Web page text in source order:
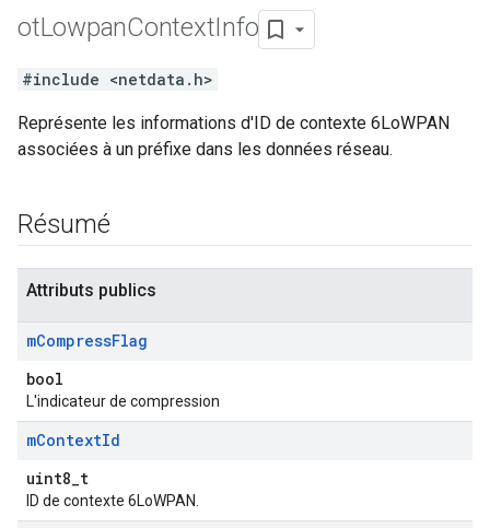
otLowpanContextInfo
#include <netdata.h>
Représente les informations d'ID de contexte 6LoWPAN
associées à un préfixe dans les données réseau.
Résumé
Attributs publics
mCompressFlag
bool
L'indicateur de compression
mContextId
uint8_t
ID de contexte 6LoWPAN.